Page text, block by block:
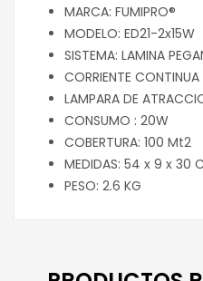
MARCA: FUMIPRO®
MODELO: ED21-2x15W
SISTEMA: LAMINA
CORRIENTE
LAMPARA DE
CONSUMO : 20W
COBERTURA: 100 Mt2
MEDIDAS: 54 x 9 x 30
PESO: 2.6 KG